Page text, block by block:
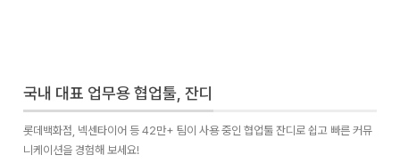
국내 대표 업무용 협업툴, 잔디
롯데백화점, 넥센타이어 등 42만+ 팀이 사용 중인 협업툴 잔디로 쉽고 빠른 커뮤
니케이션을 경험해 보세요!